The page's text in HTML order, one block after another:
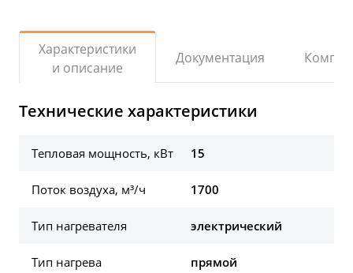
Характеристики
и описание
Документация
Технические характеристики
Тепловая мощность, кВт 15
Поток воздуха, м³/ч 1700
Тип нагревателя электрический
Тип нагрева прямой